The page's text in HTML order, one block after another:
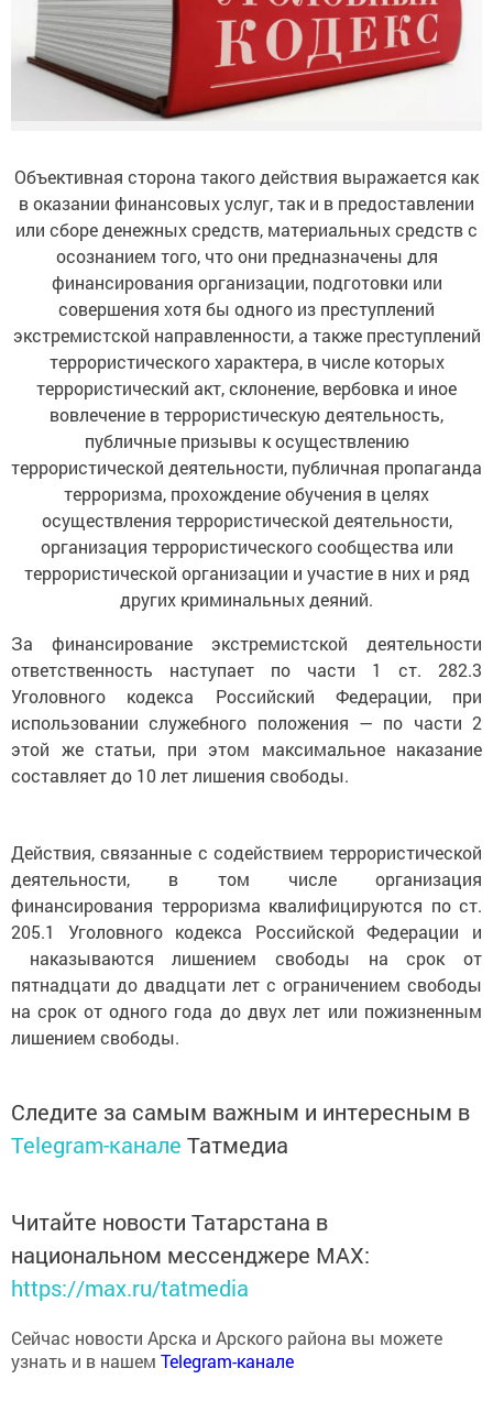
Объективная сторона такого действия выражается как
в оказании финансовых услуг, так и в предоставлении
или сборе денежных средств, материальных средств с
осознанием того, что они предназначены для
финансирования организации, подготовки или
совершения хотя бы одного из преступлений
экстремистской направленности, а также преступлений
террористического характера, в числе которых
террористический акт, склонение, вербовка и иное
вовлечение в террористическую деятельность,
публичные призывы к осуществлению
террористической деятельности, публичная пропаганда
терроризма, прохождение обучения в целях
осуществления террористической деятельности,
организация террористического сообщества или
террористической организации и участие в них и ряд
других криминальных деяний.
За финансирование экстремистской деятельности
ответственность наступает по части 1 ст. 282.3
Уголовного кодекса Российский Федерации, при
использовании служебного положения — по части 2
этой же статьи, при этом максимальное наказание
составляет до 10 лет лишения свободы.
Действия, связанные с содействием террористической
деятельности, в том числе организация
финансирования терроризма квалифицируются по ст.
205.1 Уголовного кодекса Российской Федерации и
наказываются лишением свободы на срок от
пятнадцати до двадцати лет с ограничением свободы
на срок от одного года до двух лет или пожизненным
лишением свободы.
Следите за самым важным и интересным в
Telegram-канале Татмедиа
Читайте новости Татарстана в
национальном мессенджере MАХ:
https://max.ru/tatmedia
Сейчас новости Арска и Арского района вы можете
узнать и в нашем Telegram-канале